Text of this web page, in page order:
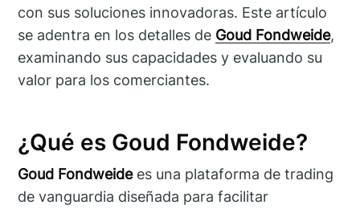
con sus soluciones innovadoras. Este artículo
se adentra en los detalles de Goud Fondweide,
examinando sus capacidades y evaluando su
valor para los comerciantes.
¿Qué es Goud Fondweide?
Goud Fondweidees una plataforma de trading
de vanguardia diseñada para facilitar